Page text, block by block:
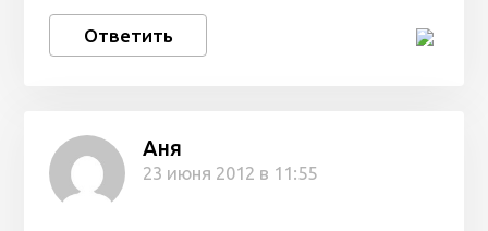
Ответить
Аня
23 июня 2012 в 11:55